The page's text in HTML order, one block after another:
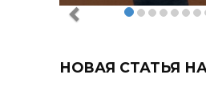
НОВАЯ СТАТЬЯ